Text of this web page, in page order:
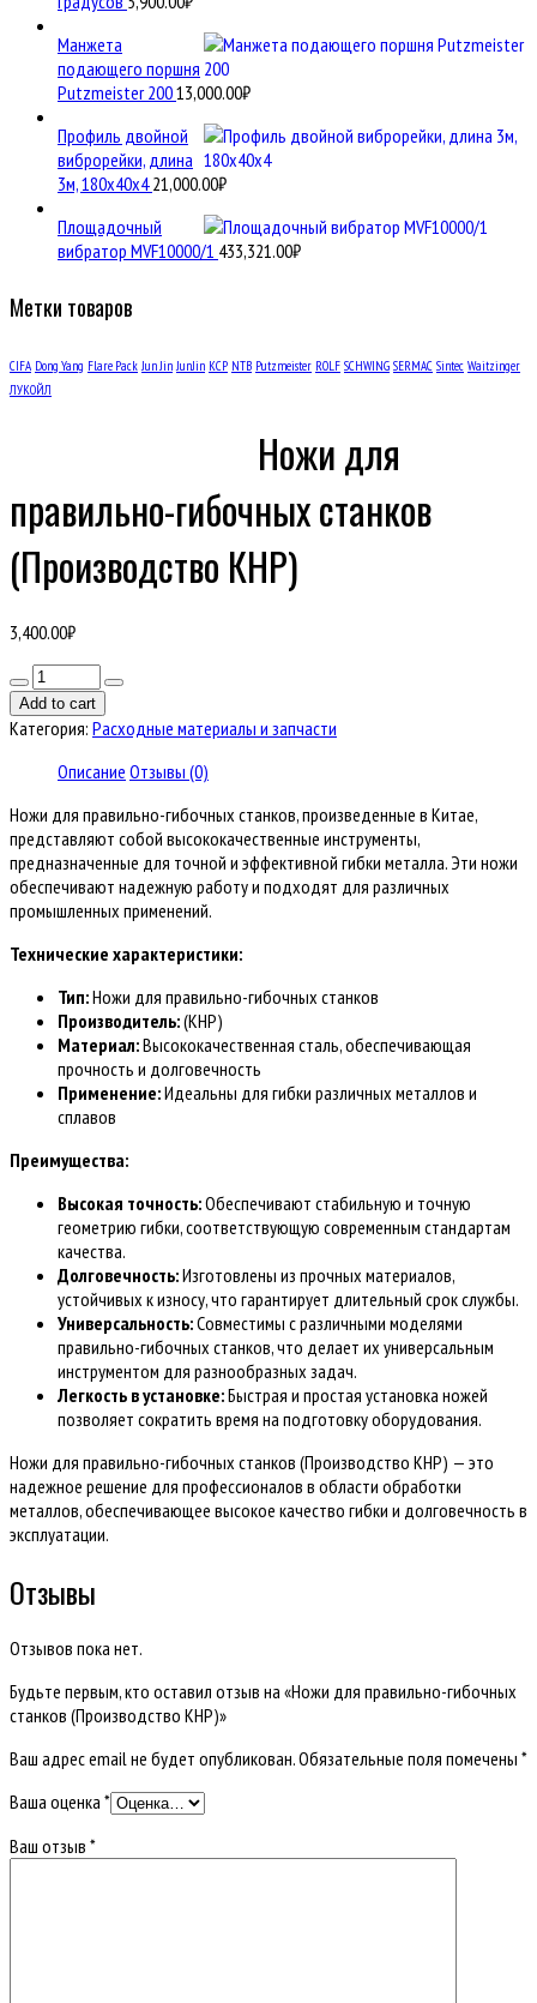
Манжета
подающего поршня
Putzmeister 20013,000.00₽
Профиль двойной
виброрейки, длина
3м, 180х40х4 21,000.00₽
Площадочный
вибратор MVF10000/1 433,321.00₽
Метки товаров
CIFA Dong Yang Flare Pack Jun Jin JunJin KCP NTB Putzmeister ROLF SCHWING SERMAC Sintec Waitzinger
ЛУКОЙЛ
Ножи для
правильно-гибочных станков
(Производство КНР)
3,400.00₽
Количество
товара
Ножи
правильно-
станков
(Производство
КНР)
Add to cart
Категория: Расходные материалы и запчасти
Описание Отзывы (0)
Ножи для правильно-гибочных станков, произведенные в Китае,
представляют собой высококачественные инструменты,
предназначенные для точной и эффективной гибки металла. Эти ножи
обеспечивают надежную работу и подходят для различных
промышленных применений.
Технические характеристики:
Тип:Ножи для правильно-гибочных станков
Производитель:(КНР)
Материал:Высококачественная сталь, обеспечивающая
прочность и долговечность
Применение:Идеальны для гибки различных металлов и
сплавов
Преимущества:
Высокая точность:Обеспечивают стабильную и точную
геометрию гибки, соответствующую современным стандартам
качества.
Долговечность:Изготовлены из прочных материалов,
устойчивых к износу, что гарантирует длительный срок службы.
Универсальность:Совместимы с различными моделями
правильно-гибочных станков, что делает их универсальным
инструментом для разнообразных задач.
Легкость в установке:Быстрая и простая установка ножей
позволяет сократить время на подготовку оборудования.
Ножи для правильно-гибочных станков (Производство КНР) — это
надежное решение для профессионалов в области обработки
металлов, обеспечивающее высокое качество гибки и долговечность в
эксплуатации.
Отзывы
Отзывов пока нет.
Будьте первым, кто оставил отзыв на «Ножи для правильно-гибочных
станков (Производство КНР)»
Ваш адрес email не будет опубликован.Обязательные поля помечены *
Ваша оценка *
Ваш отзыв *